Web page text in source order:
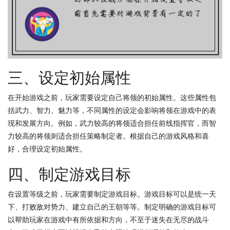
三、设定初始属性
在开始游戏之前，玩家需要设定自己将领的初始属性。这些属性包
括武力、智力、魅力等，不同属性的设定会影响将领在游戏中的表
现和发展方向。例如，武力较高的将领适合担任前线指挥官，而智
力较高的将领则适合担任策略制定者。根据自己的游戏风格和喜
好，合理设定初始属性。
四、制定游戏目标
在设置等级之前，玩家需要制定游戏目标。游戏目标可以是统一天
下、打败敌对势力、建立自己的王朝等等。制定明确的游戏目标可
以帮助玩家在游戏中有所依据和方向，不至于迷失在无尽的战斗